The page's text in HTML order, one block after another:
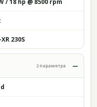
/ 18 hp @ 8500 rpm
230S
2 параметра